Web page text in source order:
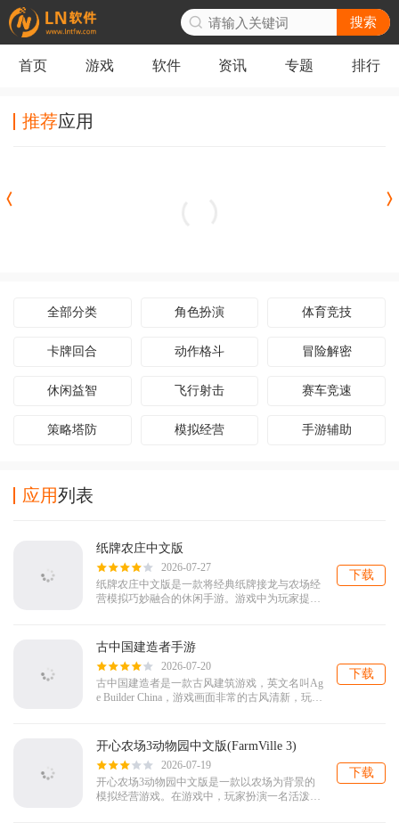
搜索
首页 游戏 软件 资讯 专题 排行
推荐应用
全部分类 角色扮演 体育竞技
卡牌回合 动作格斗 冒险解密
休闲益智 飞行射击 赛车竞速
策略塔防 模拟经营 手游辅助
应用列表
纸牌农庄中文版
2026-07-27
下载
纸牌农庄中文版是一款将经典纸牌接龙与农场经
营模拟巧妙融合的休闲手游。游戏中为玩家提供
古中国建造者手游
2026-07-20
下载
古中国建造者是一款古风建筑游戏，英文名叫Ag
e Builder China，游戏画面非常的古风清新，玩家
开心农场3动物园中文版(FarmVille 3)
2026-07-19
下载
开心农场3动物园中文版是一款以农场为背景的
模拟经营游戏。在游戏中，玩家扮演一名活泼的